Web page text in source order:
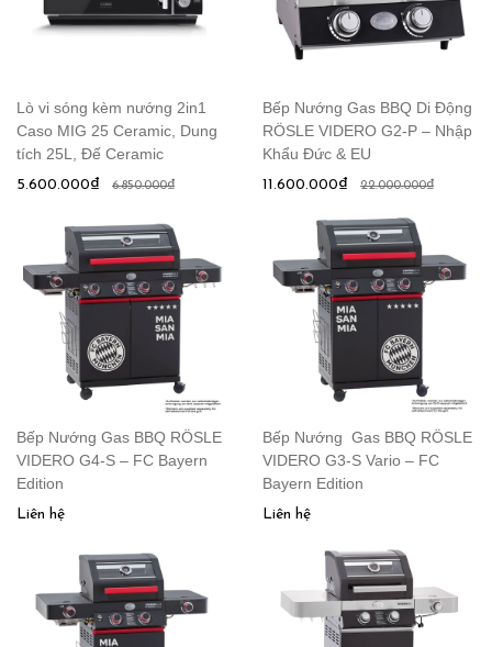
Lò vi sóng kèm nướng 2in1
Caso MIG 25 Ceramic, Dung
tích 25L, Đế Ceramic
5.600.000₫ 6.850.000₫
Bếp Nướng Gas BBQ Di Động
RÖSLE VIDERO G2-P – Nhập
Khẩu Đức & EU
11.600.000₫ 22.000.000₫
Bếp Nướng Gas BBQ RÖSLE
VIDERO G4-S – FC Bayern
Edition
Liên hệ
Bếp Nướng Gas BBQ RÖSLE
VIDERO G3-S Vario – FC
Bayern Edition
Liên hệ